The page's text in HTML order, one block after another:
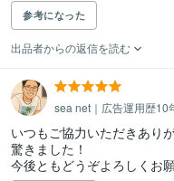
参考になった
出品者からの返信を読む
sea net｜広告運用歴10
いつもご協力いただきあり
驚きました！
今後ともどうぞよろしくお